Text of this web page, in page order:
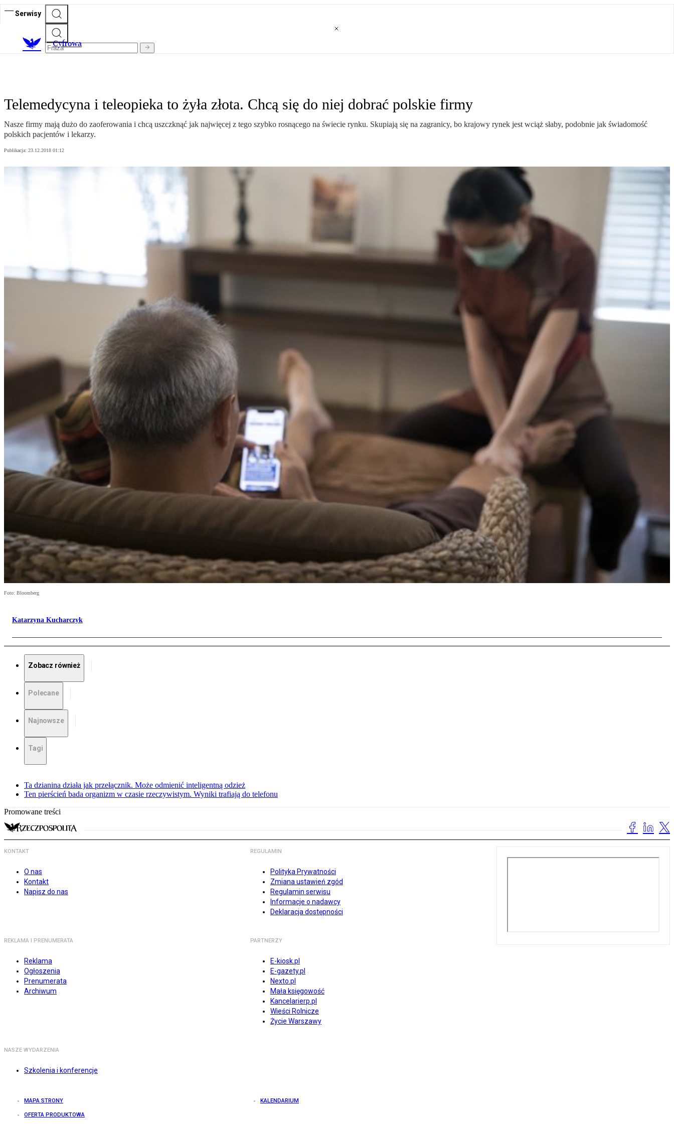
Serwisy
Cyfrowa
Telemedycyna i teleopieka to żyła złota. Chcą się do niej dobrać polskie firmy
Nasze firmy mają dużo do zaoferowania i chcą uszczknąć jak najwięcej z tego szybko rosnącego na świecie rynku. Skupiają się na zagranicy, bo krajowy rynek jest wciąż słaby, podobnie jak świadomość
polskich pacjentów i lekarzy.
Publikacja: 23.12.2018 01:12
Foto: Bloomberg
Katarzyna Kucharczyk
Zobacz również
Polecane
Najnowsze
Tagi
Ta dzianina działa jak przełącznik. Może odmienić inteligentną odzież
Ten pierścień bada organizm w czasie rzeczywistym. Wyniki trafiają do telefonu
Promowane treści
KONTAKT
O nas
Kontakt
Napisz do nas
REGULAMIN
Polityka Prywatności
Zmiana ustawień zgód
Regulamin serwisu
Informacje o nadawcy
Deklaracja dostępności
REKLAMA I PRENUMERATA
Reklama
Ogłoszenia
Prenumerata
Archiwum
PARTNERZY
E-kiosk.pl
E-gazety.pl
Nexto.pl
Mała księgowość
Kancelarierp.pl
Wieści Rolnicze
Życie Warszawy
NASZE WYDARZENIA
Szkolenia i konferencje
MAPA STRONY KALENDARIUM
OFERTA PRODUKTOWA